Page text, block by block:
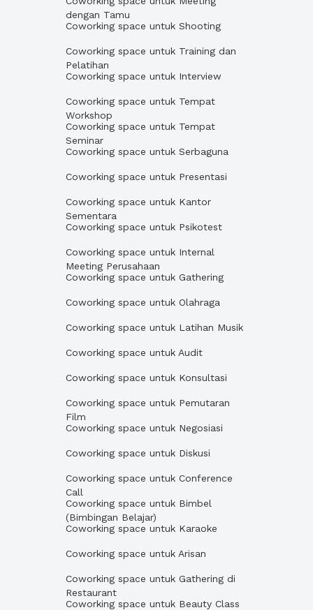
dengan Tamu
Coworking space untuk Shooting
Coworking space untuk Training dan
Pelatihan
Coworking space untuk Interview
Coworking space untuk Tempat
Workshop
Coworking space untuk Tempat
Seminar
Coworking space untuk Serbaguna
Coworking space untuk Presentasi
Coworking space untuk Kantor
Sementara
Coworking space untuk Psikotest
Coworking space untuk Internal
Meeting Perusahaan
Coworking space untuk Gathering
Coworking space untuk Olahraga
Coworking space untuk Latihan Musik
Coworking space untuk Audit
Coworking space untuk Konsultasi
Coworking space untuk Pemutaran
Film
Coworking space untuk Negosiasi
Coworking space untuk Diskusi
Coworking space untuk Conference
Call
Coworking space untuk Bimbel
(Bimbingan Belajar)
Coworking space untuk Karaoke
Coworking space untuk Arisan
Coworking space untuk Gathering di
Restaurant
Coworking space untuk Beauty Class